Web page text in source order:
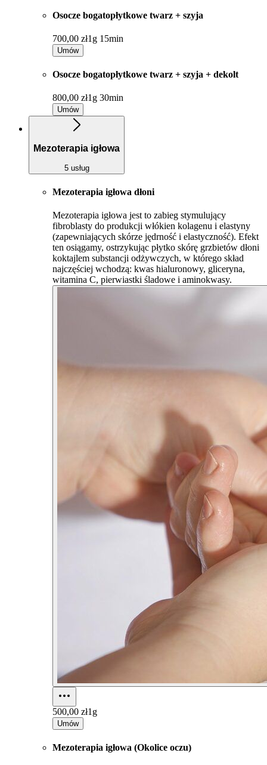
Osocze bogatopłytkowe twarz + szyja
700,00 zł1g 15min
Umów
Osocze bogatopłytkowe twarz + szyja + dekolt
800,00 zł1g 30min
Umów
Mezoterapia igłowa
5 usług
Mezoterapia igłowa dłoni
Mezoterapia igłowa jest to zabieg stymulujący
fibroblasty do produkcji włókien kolagenu i elastyny
(zapewniających skórze jędrność i elastyczność). Efekt
ten osiągamy, ostrzykując płytko skórę grzbietów dłoni
koktajlem substancji odżywczych, w którego skład
najczęściej wchodzą: kwas hialuronowy, gliceryna,
witamina C, pierwiastki śladowe i aminokwasy.
500,00 zł1g
Umów
Mezoterapia igłowa (Okolice oczu)